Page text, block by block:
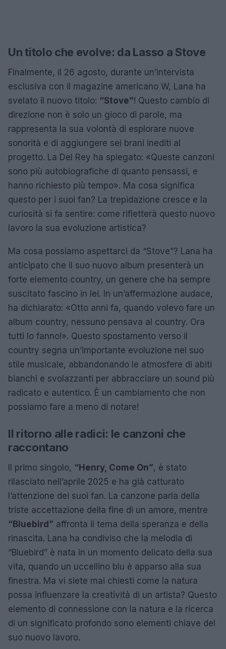
Un titolo che evolve: da Lasso a Stove
Finalmente, il 26 agosto, durante un’intervista
esclusiva con il magazine americano W, Lana ha
svelato il nuovo titolo: “Stove”! Questo cambio di
direzione non è solo un gioco di parole, ma
rappresenta la sua volontà di esplorare nuove
sonorità e di aggiungere sei brani inediti al
progetto. La Del Rey ha spiegato: «Queste canzoni
sono più autobiografiche di quanto pensassi, e
hanno richiesto più tempo». Ma cosa significa
questo per i suoi fan? La trepidazione cresce e la
curiosità si fa sentire: come rifletterà questo nuovo
lavoro la sua evoluzione artistica?
Ma cosa possiamo aspettarci da “Stove”? Lana ha
anticipato che il suo nuovo album presenterà un
forte elemento country, un genere che ha sempre
suscitato fascino in lei. In un’affermazione audace,
ha dichiarato: «Otto anni fa, quando volevo fare un
album country, nessuno pensava al country. Ora
tutti lo fanno!». Questo spostamento verso il
country segna un’importante evoluzione nel suo
stile musicale, abbandonando le atmosfere di abiti
bianchi e svolazzanti per abbracciare un sound più
radicato e autentico. È un cambiamento che non
possiamo fare a meno di notare!
Il ritorno alle radici: le canzoni che
raccontano
Il primo singolo, “Henry, Come On”, è stato
rilasciato nell’aprile 2025 e ha già catturato
l’attenzione dei suoi fan. La canzone parla della
triste accettazione della fine di un amore, mentre
“Bluebird” affronta il tema della speranza e della
rinascita. Lana ha condiviso che la melodia di
“Bluebird” è nata in un momento delicato della sua
vita, quando un uccellino blu è apparso alla sua
finestra. Ma vi siete mai chiesti come la natura
possa influenzare la creatività di un artista? Questo
elemento di connessione con la natura e la ricerca
di un significato profondo sono elementi chiave del
suo nuovo lavoro.